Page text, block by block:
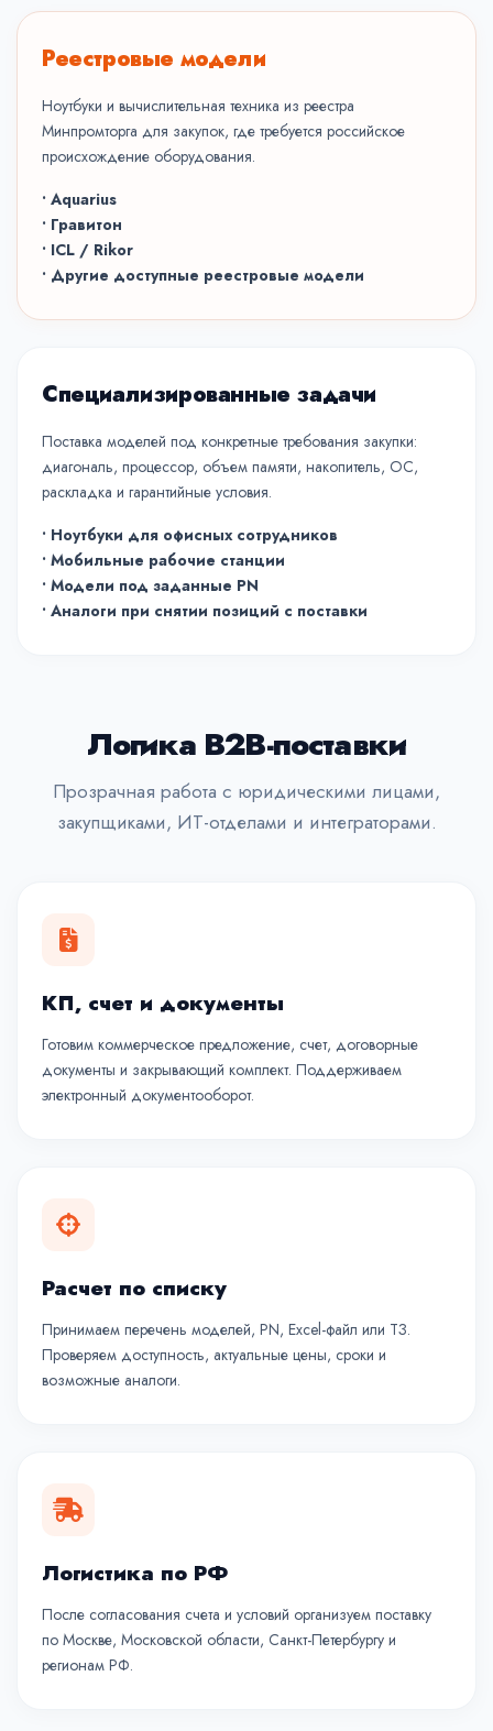
Реестровые модели
Ноутбуки и вычислительная техника из реестра
Минпромторга для закупок, где требуется российское
происхождение оборудования.
• Aquarius
• Гравитон
• ICL / Rikor
• Другие доступные реестровые модели
Специализированные задачи
Поставка моделей под конкретные требования закупки:
диагональ, процессор, объем памяти, накопитель, ОС,
раскладка и гарантийные условия.
• Ноутбуки для офисных сотрудников
• Мобильные рабочие станции
• Модели под заданные PN
• Аналоги при снятии позиций с поставки
Логика B2B-поставки
Прозрачная работа с юридическими лицами,
закупщиками, ИТ-отделами и интеграторами.
КП, счет и документы
Готовим коммерческое предложение, счет, договорные
документы и закрывающий комплект. Поддерживаем
электронный документооборот.
Расчет по списку
Принимаем перечень моделей, PN, Excel-файл или ТЗ.
Проверяем доступность, актуальные цены, сроки и
возможные аналоги.
Логистика по РФ
После согласования счета и условий организуем поставку
по Москве, Московской области, Санкт-Петербургу и
регионам РФ.